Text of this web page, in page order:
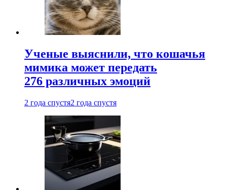
Ученые выяснили, что кошачья
мимика может передать
276 различных эмоций
2 года спустя2 года спустя